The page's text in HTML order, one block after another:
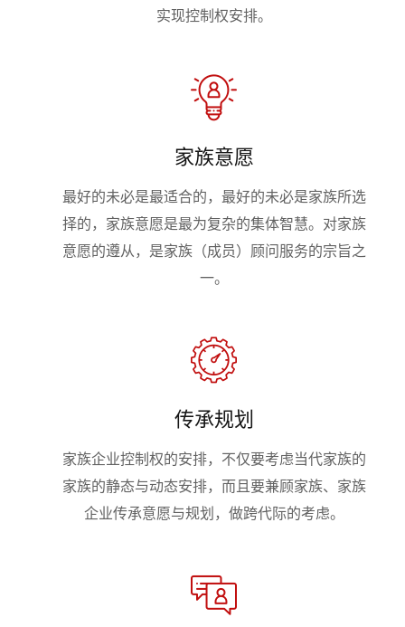
实现控制权安排。
家族意愿
最好的未必是最适合的，最好的未必是家族所选
择的，家族意愿是最为复杂的集体智慧。对家族
意愿的遵从，是家族（成员）顾问服务的宗旨之
一。
传承规划
家族企业控制权的安排，不仅要考虑当代家族的
家族的静态与动态安排，而且要兼顾家族、家族
企业传承意愿与规划，做跨代际的考虑。